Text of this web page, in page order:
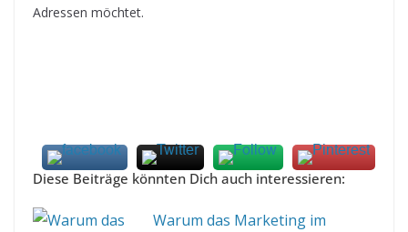
Adressen möchtet.
Diese Beiträge könnten Dich auch interessieren:
Warum das Marketing im